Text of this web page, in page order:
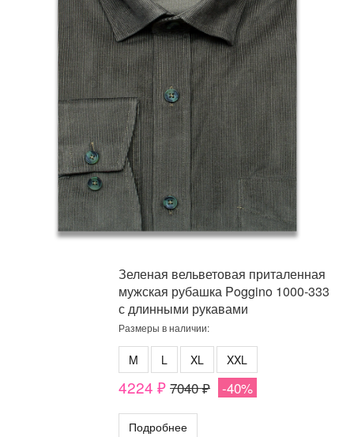
Зеленая вельветовая приталенная
мужская рубашка Poggino 1000-333
с длинными рукавами
Размеры в наличии:
M L XL XXL
4224 ₽ 7040 ₽ -40%
Подробнее